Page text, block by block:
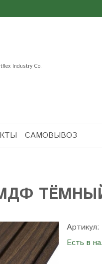
Industry Co.
САМОВЫВОЗ
Артикул:
Есть в